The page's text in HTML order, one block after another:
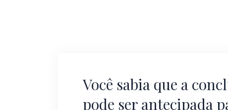
Você sabia que a
pode ser antecipada